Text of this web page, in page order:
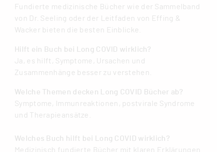
Fundierte medizinische Bücher wie der Sammelband
von Dr. Seeling oder der Leitfaden von Effing &
Wacker bieten die besten Einblicke.
Hilft ein Buch bei Long COVID wirklich?
Ja, es hilft, Symptome, Ursachen und
Zusammenhänge besser zu verstehen.
Welche Themen decken Long COVID Bücher ab?
Symptome, Immunreaktionen, postvirale Syndrome
und Therapieansätze.
Welches Buch hilft bei Long COVID wirklich?
Medizinisch fundierte Bücher mit klaren Erklärungen